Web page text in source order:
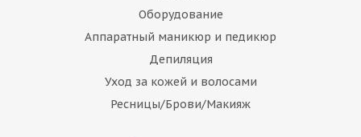
Оборудование
Аппаратный маникюр и педикюр
Депиляция
Уход за кожей и волосами
Ресницы/Брови/Макияж